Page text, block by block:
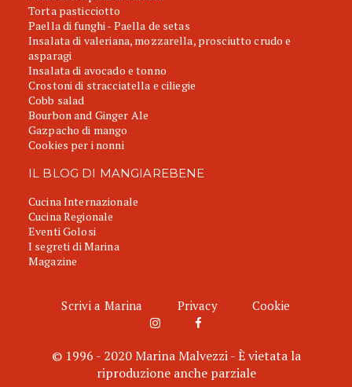
Torta pasticciotto
Paella di funghi - Paella de setas
Insalata di valeriana, mozzarella, prosciutto crudo e
asparagi
Insalata di avocado e tonno
Crostoni di stracciatella e ciliegie
Cobb salad
Bourbon and Ginger Ale
Gazpacho di mango
Cookies per i nonni
IL BLOG DI MANGIAREBENE
Cucina Internazionale
Cucina Regionale
Eventi Golosi
I segreti di Marina
Magazine
Scrivi a Marina Privacy Cookie
© 1996 - 2020 Marina Malvezzi - È vietata la
riproduzione anche parziale